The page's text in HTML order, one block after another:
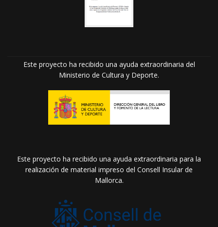
Este proyecto ha recibido una ayuda extraordinaria del
Ministerio de Cultura y Deporte.
Este proyecto ha recibido una ayuda extraordinaria para la
realización de material impreso del Consell Insular de
Mallorca.